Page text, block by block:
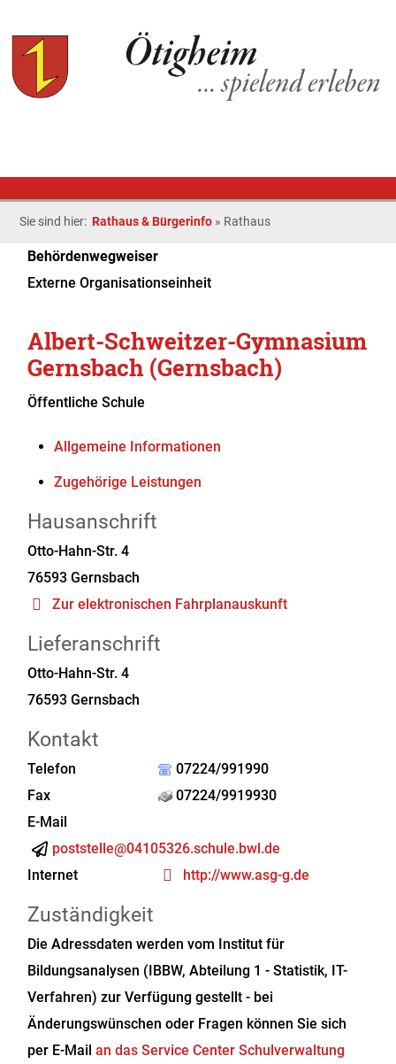
Sie sind hier: Rathaus & Bürgerinfo » Rathaus
Behördenwegweiser
Externe Organisationseinheit
Albert-Schweitzer-Gymnasium
Gernsbach (Gernsbach)
Öffentliche Schule
Allgemeine Informationen
Zugehörige Leistungen
Hausanschrift
Otto-Hahn-Str. 4
76593 Gernsbach
Zur elektronischen Fahrplanauskunft
Lieferanschrift
Otto-Hahn-Str. 4
76593 Gernsbach
Kontakt
Telefon
07224/991990
Fax
07224/9919930
E-Mail
poststelle@04105326.schule.bwl.de
Internet
http://www.asg-g.de
Zuständigkeit
Die Adressdaten werden vom Institut für
Bildungsanalysen (IBBW, Abteilung 1 - Statistik, IT-
Verfahren) zur Verfügung gestellt - bei
Änderungswünschen oder Fragen können Sie sich
per E-Mailan das Service Center Schulverwaltung